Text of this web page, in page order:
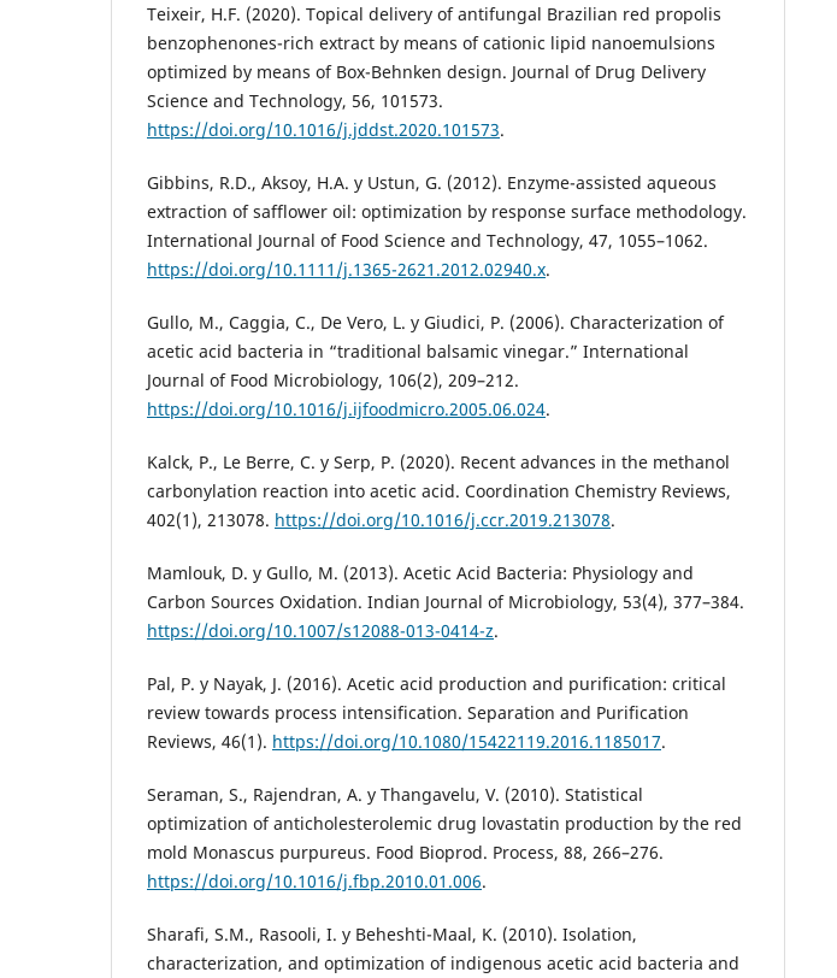
Teixeir, H.F. (2020). Topical delivery of antifungal Brazilian red propolis
benzophenones-rich extract by means of cationic lipid nanoemulsions
optimized by means of Box-Behnken design. Journal of Drug Delivery
Science and Technology, 56, 101573.
https://doi.org/10.1016/j.jddst.2020.101573.
Gibbins, R.D., Aksoy, H.A. y Ustun, G. (2012). Enzyme-assisted aqueous
extraction of safflower oil: optimization by response surface methodology.
International Journal of Food Science and Technology, 47, 1055–1062.
https://doi.org/10.1111/j.1365-2621.2012.02940.x.
Gullo, M., Caggia, C., De Vero, L. y Giudici, P. (2006). Characterization of
acetic acid bacteria in “traditional balsamic vinegar.” International
Journal of Food Microbiology, 106(2), 209–212.
https://doi.org/10.1016/j.ijfoodmicro.2005.06.024.
Kalck, P., Le Berre, C. y Serp, P. (2020). Recent advances in the methanol
carbonylation reaction into acetic acid. Coordination Chemistry Reviews,
402(1), 213078. https://doi.org/10.1016/j.ccr.2019.213078.
Mamlouk, D. y Gullo, M. (2013). Acetic Acid Bacteria: Physiology and
Carbon Sources Oxidation. Indian Journal of Microbiology, 53(4), 377–384.
https://doi.org/10.1007/s12088-013-0414-z.
Pal, P. y Nayak, J. (2016). Acetic acid production and purification: critical
review towards process intensification. Separation and Purification
Reviews, 46(1). https://doi.org/10.1080/15422119.2016.1185017.
Seraman, S., Rajendran, A. y Thangavelu, V. (2010). Statistical
optimization of anticholesterolemic drug lovastatin production by the red
mold Monascus purpureus. Food Bioprod. Process, 88, 266–276.
https://doi.org/10.1016/j.fbp.2010.01.006.
Sharafi, S.M., Rasooli, I. y Beheshti-Maal, K. (2010). Isolation,
characterization, and optimization of indigenous acetic acid bacteria and